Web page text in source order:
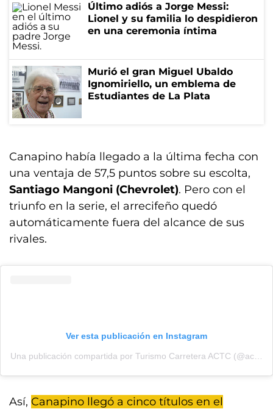
Último adiós a Jorge Messi:
Lionel y su familia lo despidieron
en una ceremonia íntima
Murió el gran Miguel Ubaldo
Ignomiriello, un emblema de
Estudiantes de La Plata
Canapino había llegado a la última fecha con
una ventaja de 57,5 puntos sobre su escolta,
Santiago Mangoni (Chevrolet). Pero con el
triunfo en la serie, el arrecifeño quedó
automáticamente fuera del alcance de sus
rivales.
Ver esta publicación en Instagram
Así, Canapino llegó a cinco títulos en el